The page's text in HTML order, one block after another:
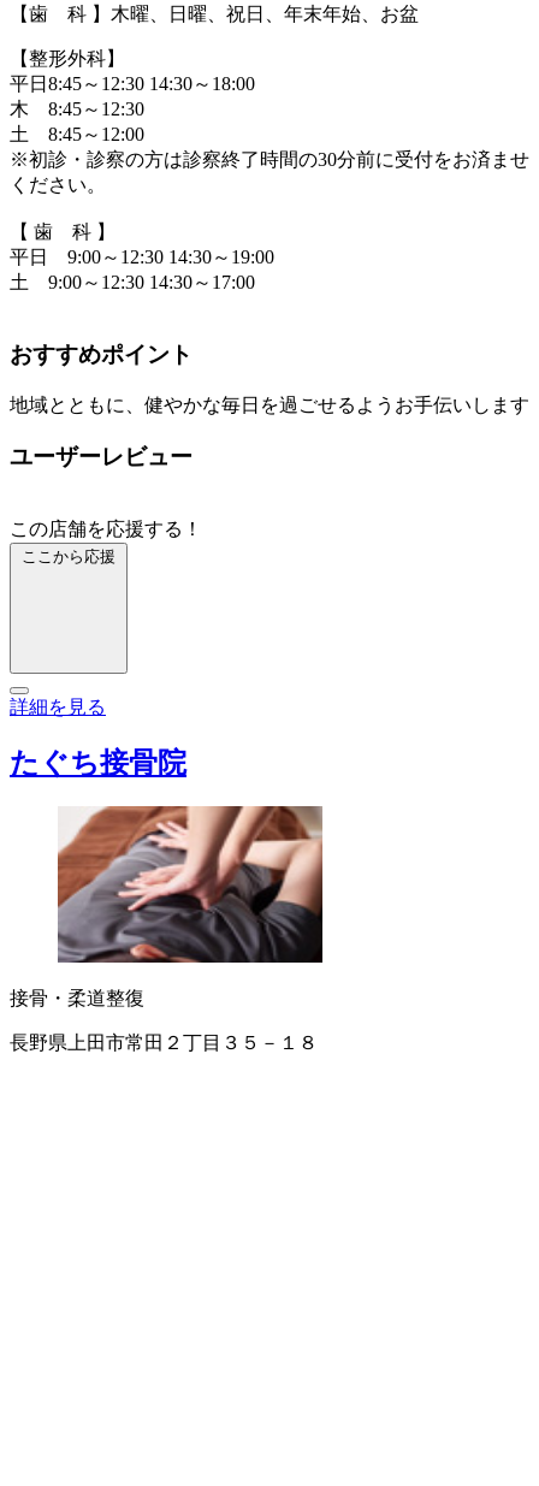
【歯 科 】木曜、日曜、祝日、年末年始、お盆
【整形外科】
平日8:45～12:30 14:30～18:00
木 8:45～12:30
土 8:45～12:00
※初診・診察の方は診察終了時間の30分前に受付をお済ませ
ください。
【 歯 科 】
平日 9:00～12:30 14:30～19:00
土 9:00～12:30 14:30～17:00
おすすめポイント
地域とともに、健やかな毎日を過ごせるようお手伝いします
ユーザーレビュー
この店舗を応援する！
ここから応援
詳細を見る
たぐち接骨院
接骨・柔道整復
長野県上田市常田２丁目３５－１８